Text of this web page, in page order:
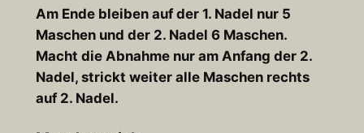
Am Ende bleiben auf der 1. Nadel nur 5
Maschen und der 2. Nadel 6 Maschen.
Macht die Abnahme nur am Anfang der 2.
Nadel, strickt weiter alle Maschen rechts
auf 2. Nadel.